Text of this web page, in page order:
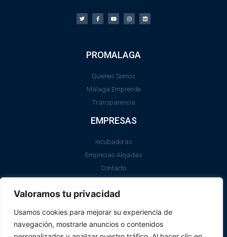
Valoramos tu privacidad
Usamos cookies para mejorar su experiencia de
navegación, mostrarle anuncios o contenidos
PROMALAGA
Quienes Somos
Málaga Emprende
Transparencia
EMPRESAS
Incubadoras
Empresas Alojadas
Contacto
Aviso Legal
Política de Cookies
SII